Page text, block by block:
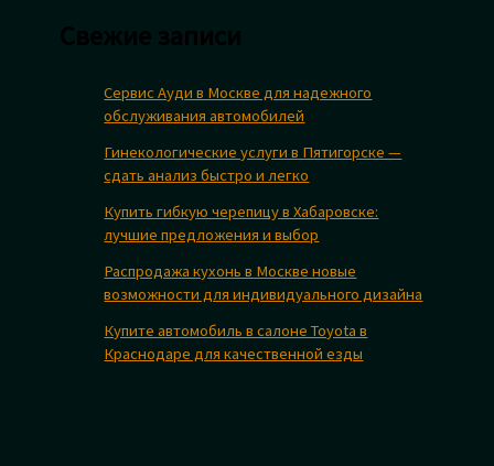
Сервис Ауди в Москве для надежного
обслуживания автомобилей
Гинекологические услуги в Пятигорске —
сдать анализ быстро и легко
Купить гибкую черепицу в Хабаровске:
лучшие предложения и выбор
Распродажа кухонь в Москве новые
возможности для индивидуального дизайна
Купите автомобиль в салоне Toyota в
Краснодаре для качественной езды